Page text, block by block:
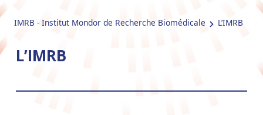
IMRB - Institut Mondor de Recherche Biomédicale L’IMRB
L’IMRB